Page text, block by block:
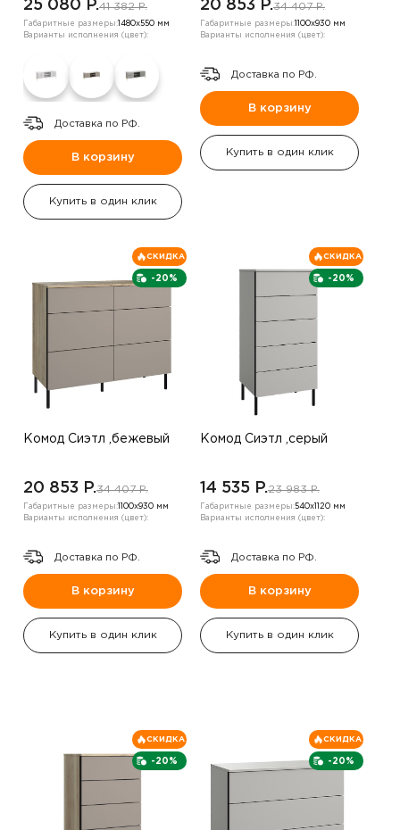
25 080 P.41 382 P.
Габаритные размеры: 1480х550 мм
Варианты исполнения (цвет):
Доставка по РФ.
В корзину
Купить в один клик
20 853 P.34 407 P.
Габаритные размеры: 1100х930 мм
Варианты исполнения (цвет):
Доставка по РФ.
В корзину
Купить в один клик
-20%
СКИДКА
Комод Сиэтл ,бежевый
20 853 P.34 407 P.
Габаритные размеры: 1100х930 мм
Варианты исполнения (цвет):
Доставка по РФ.
В корзину
Купить в один клик
-20%
СКИДКА
Комод Сиэтл ,серый
14 535 P.23 983 P.
Габаритные размеры:540х1120 мм
Варианты исполнения (цвет):
Доставка по РФ.
В корзину
Купить в один клик
-20%
СКИДКА
-20%
СКИДКА